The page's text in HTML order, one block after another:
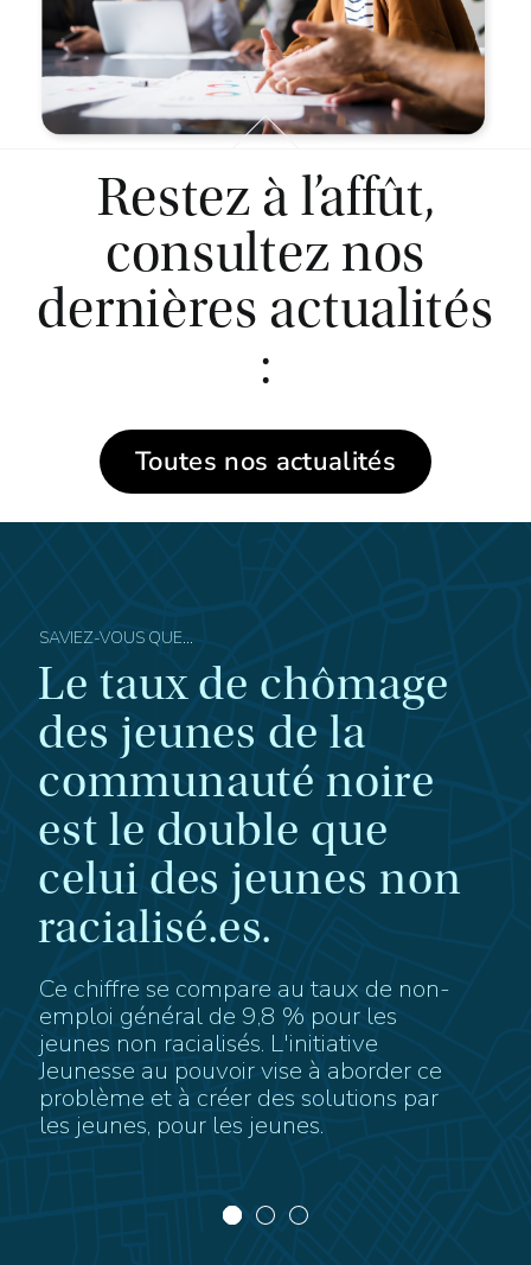
Restez à l’affût,
consultez nos
dernières actualités
:
Toutes nos actualités
SAVIEZ-VOUS QUE...
Le taux de chômage
des jeunes de la
communauté noire
est le double que
celui des jeunes non
racialisé.es.
Ce chiffre se compare au taux de non-
emploi général de 9,8 % pour les
jeunes non racialisés. L'initiative
Jeunesse au pouvoir vise à aborder ce
problème et à créer des solutions par
les jeunes, pour les jeunes.